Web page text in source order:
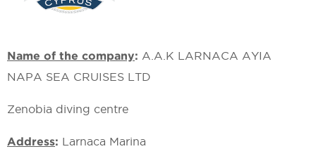
Name of the company: A.A.K LARNACA AYIA
NAPA SEA CRUISES LTD
Zenobia diving centre
Address: Larnaca Marina